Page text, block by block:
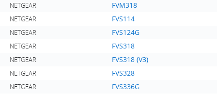
NETGEAR FVM318
NETGEAR FVS114
NETGEAR FVS124G
NETGEAR FVS318
NETGEAR FVS318 (V3)
NETGEAR FVS328
NETGEAR FVS336G